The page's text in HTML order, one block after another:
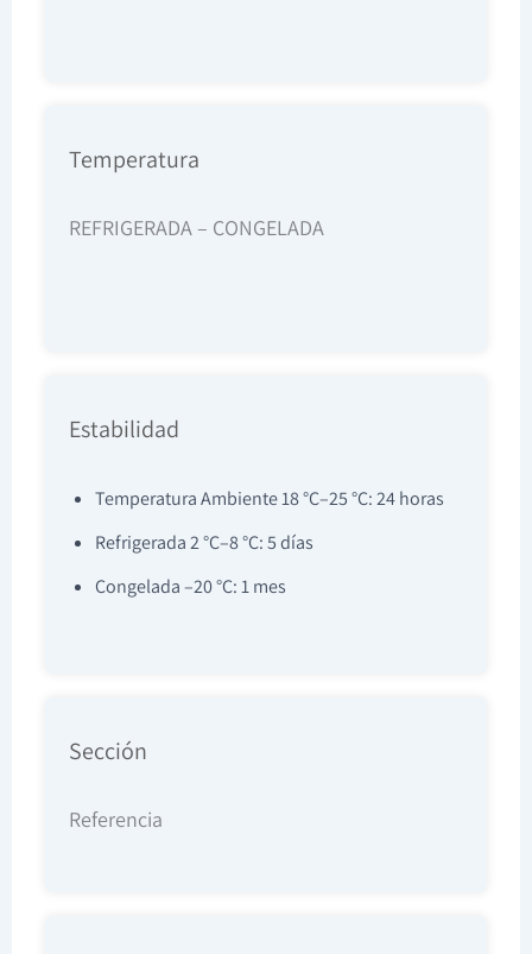
Temperatura
REFRIGERADA – CONGELADA
Estabilidad
Temperatura Ambiente 18 °C–25 °C: 24 horas
Refrigerada 2 °C–8 °C: 5 días
Congelada –20 °C: 1 mes
Sección
Referencia